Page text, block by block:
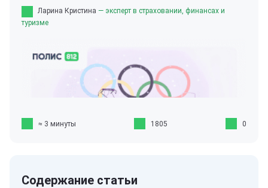
Ларина Кристина — эксперт в страховании, финансах и
туризме
≈ 3 минуты 1805 0